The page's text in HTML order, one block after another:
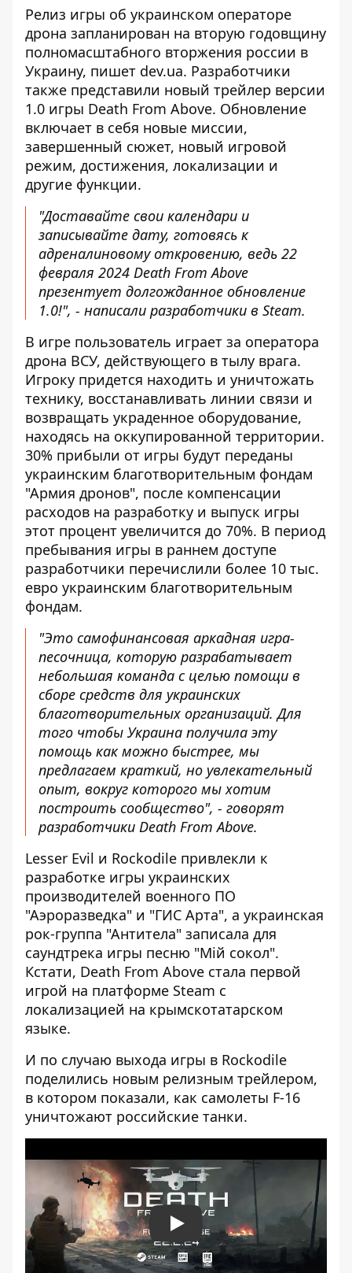
Релиз игры об украинском операторе
дрона запланирован на вторую годовщину
полномасштабного вторжения россии в
Украину, пишет dev.ua. Разработчики
также представили новый трейлер версии
1.0 игры Death From Above. Обновление
включает в себя новые миссии,
завершенный сюжет, новый игровой
режим, достижения, локализации и
другие функции.
"Доставайте свои календари и
записывайте дату, готовясь к
адреналиновому откровению, ведь 22
февраля 2024 Death From Above
презентует долгожданное обновление
1.0!", - написали разработчики в Steam.
В игре пользователь играет за оператора
дрона ВСУ, действующего в тылу врага.
Игроку придется находить и уничтожать
технику, восстанавливать линии связи и
возвращать украденное оборудование,
находясь на оккупированной территории.
30% прибыли от игры будут переданы
украинским благотворительным фондам
"Армия дронов", после компенсации
расходов на разработку и выпуск игры
этот процент увеличится до 70%. В период
пребывания игры в раннем доступе
разработчики перечислили более 10 тыс.
евро украинским благотворительным
фондам.
"Это самофинансовая аркадная игра-
песочница, которую разрабатывает
небольшая команда с целью помощи в
сборе средств для украинских
благотворительных организаций. Для
того чтобы Украина получила эту
помощь как можно быстрее, мы
предлагаем краткий, но увлекательный
опыт, вокруг которого мы хотим
построить сообщество", - говорят
разработчики Death From Above.
Lesser Evil и Rockodile привлекли к
разработке игры украинских
производителей военного ПО
"Аэроразведка" и "ГИС Арта", а украинская
рок-группа "Антитела" записала для
саундтрека игры песню "Мій сокол".
Кстати, Death From Above стала первой
игрой на платформе Steam с
локализацией на крымскотатарском
языке.
И по случаю выхода игры в Rockodile
поделились новым релизным трейлером,
в котором показали, как самолеты F-16
уничтожают российские танки.
Play